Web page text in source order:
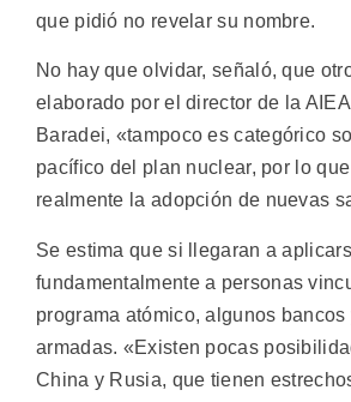
que pidió no revelar su nombre.
No hay que olvidar, señaló, que
elaborado por el director de la
Baradei, «tampoco es categórico
pacífico del plan nuclear, por lo
realmente la adopción de nuevas
Se estima que si llegaran a
fundamentalmente a personas
programa atómico, algunos bancos
armadas. «Existen pocas
China y Rusia, que tienen